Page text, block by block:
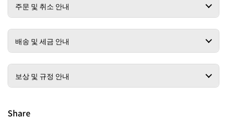
주문 및 취소 안내
배송 및 세금 안내
보상 및 규정 안내
Share